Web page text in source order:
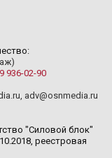
936-02-90
, adv@osnmedia.ru
"Силовой блок"
реестровая